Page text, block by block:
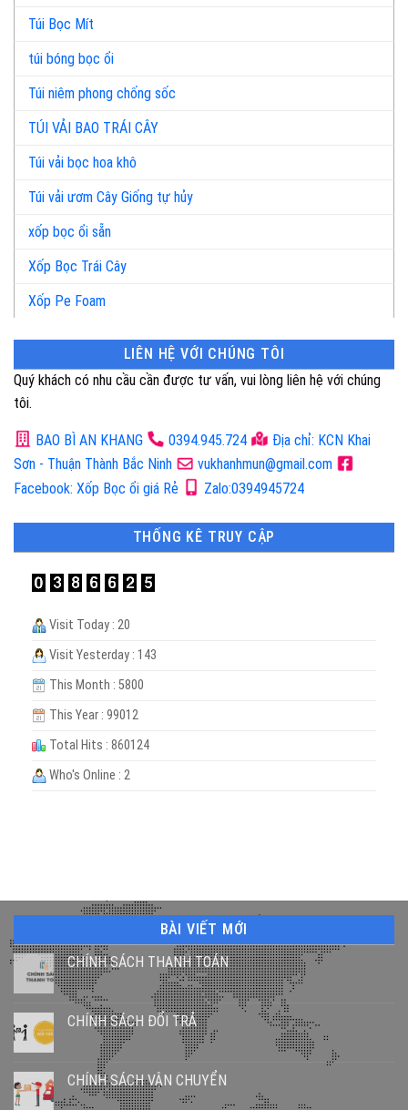
Túi Bọc Mít
túi bóng bọc ổi
Túi niêm phong chống sốc
TÚI VẢI BAO TRÁI CÂY
Túi vải bọc hoa khô
Túi vải ươm Cây Giống tự hủy
xốp bọc ổi sẵn
Xốp Bọc Trái Cây
Xốp Pe Foam
LIÊN HỆ VỚI CHÚNG TÔI
Quý khách có nhu cầu cần được tư vấn, vui lòng liên hệ với chúng
tôi.
BAO BÌ AN KHANG 0394.945.724
Địa chỉ: KCN Khai
Sơn - Thuận Thành Bắc Ninh
vukhanhmun@gmail.com
Facebook: Xốp Bọc ổi giá Rẻ
Zalo:0394945724
THỐNG KÊ TRUY CẬP
Visit Today : 20
Visit Yesterday : 143
This Month : 5800
This Year : 99012
Total Hits : 860124
Who's Online : 2
BÀI VIẾT MỚI
CHÍNH SÁCH THANH TOÁN
CHÍNH SÁCH ĐỔI TRẢ
CHÍNH SÁCH VẬN CHUYỂN